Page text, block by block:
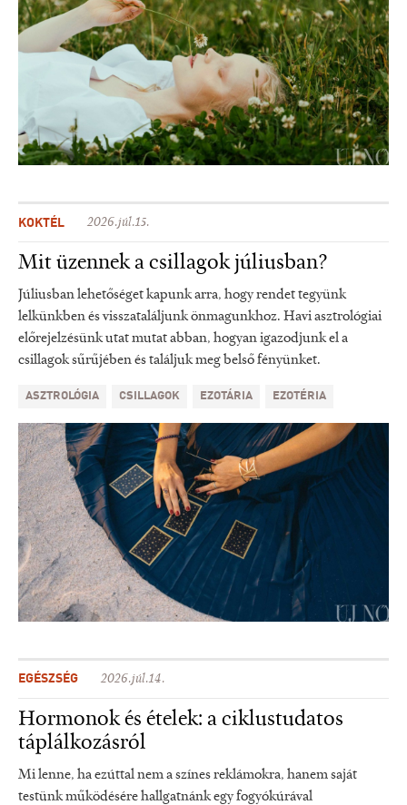
KOKTÉL 2026.júl.15.
Mit üzennek a csillagok júliusban?
Júliusban lehetőséget kapunk arra, hogy rendet tegyünk
lelkünkben és visszataláljunk önmagunkhoz. Havi asztrológiai
előrejelzésünk utat mutat abban, hogyan igazodjunk el a
csillagok sűrűjében és találjuk meg belső fényünket.
ASZTROLÓGIA CSILLAGOK EZOTÁRIA EZOTÉRIA
EGÉSZSÉG 2026.júl.14.
Hormonok és ételek: a ciklustudatos
táplálkozásról
Mi lenne, ha ezúttal nem a színes reklámokra, hanem saját
testünk működésére hallgatnánk egy fogyókúrával